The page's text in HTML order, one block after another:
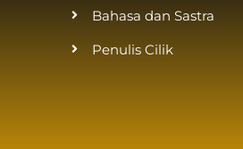
Bahasa dan Sastra
Penulis Cilik